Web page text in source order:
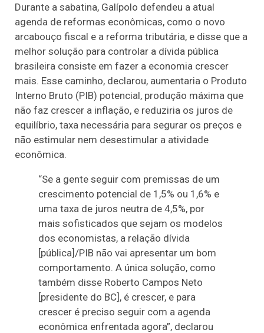
Durante a sabatina, Galípolo defendeu a atual
agenda de reformas econômicas, como o novo
arcabouço fiscal e a reforma tributária, e disse que a
melhor solução para controlar a dívida pública
brasileira consiste em fazer a economia crescer
mais. Esse caminho, declarou, aumentaria o Produto
Interno Bruto (PIB) potencial, produção máxima que
não faz crescer a inflação, e reduziria os juros de
equilíbrio, taxa necessária para segurar os preços e
não estimular nem desestimular a atividade
econômica.
“Se a gente seguir com premissas de um
crescimento potencial de 1,5% ou 1,6% e
uma taxa de juros neutra de 4,5%, por
mais sofisticados que sejam os modelos
dos economistas, a relação dívida
[pública]/PIB não vai apresentar um bom
comportamento. A única solução, como
também disse Roberto Campos Neto
[presidente do BC], é crescer, e para
crescer é preciso seguir com a agenda
econômica enfrentada agora”, declarou